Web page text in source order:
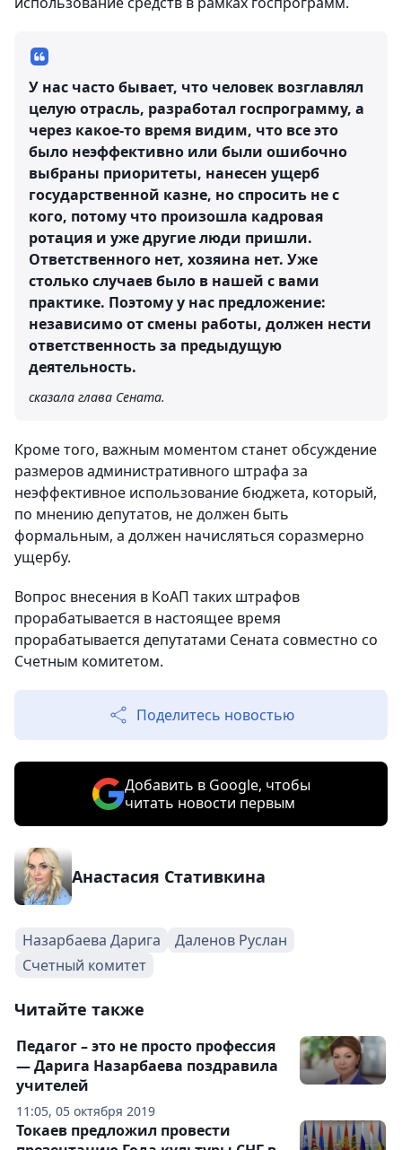
У нас часто бывает, что человек возглавлял
целую отрасль, разработал госпрограмму, а
через какое-то время видим, что все это
было неэффективно или были ошибочно
выбраны приоритеты, нанесен ущерб
государственной казне, но спросить не с
кого, потому что произошла кадровая
ротация и уже другие люди пришли.
Ответственного нет, хозяина нет. Уже
столько случаев было в нашей с вами
практике. Поэтому у нас предложение:
независимо от смены работы, должен нести
ответственность за предыдущую
деятельность.
сказала глава Сената.
Кроме того, важным моментом станет обсуждение
размеров административного штрафа за
неэффективное использование бюджета, который,
по мнению депутатов, не должен быть
формальным, а должен начисляться соразмерно
ущербу.
Вопрос внесения в КоАП таких штрафов
прорабатывается в настоящее время
прорабатывается депутатами Сената совместно со
Счетным комитетом.
Поделитесь новостью
Добавить в Google, чтобы
читать новости первым
Анастасия Стативкина
Назарбаева Дарига
Даленов Руслан
Счетный комитет
Читайте также
11:05, 05 октября 2019
Педагог – это не просто профессия
— Дарига Назарбаева поздравила
учителей
Токаев предложил провести